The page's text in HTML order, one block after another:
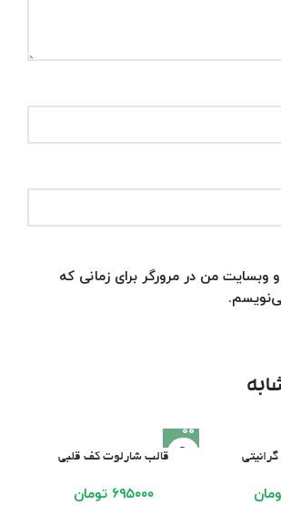
و وبسایت من در مرورگر برای زمانی که
قالب شارلوت کف قلبی
۶۹۵۰۰۰ تومان